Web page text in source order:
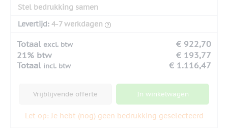
Stel bedrukking samen
Levertijd: 4-7 werkdagen
Totaal excl. btw
€ 922,70
21% btw
€ 193,77
Totaal incl. btw € 1.116,47
Vrijblijvende offerte In winkelwagen
Let op: Je hebt (nog) geen bedrukking geselecteerd